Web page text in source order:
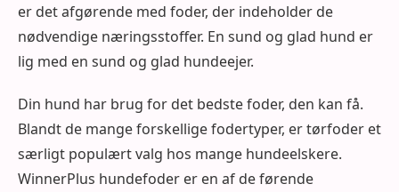
er det afgørende med foder, der indeholder de
nødvendige næringsstoffer. En sund og glad hund er
lig med en sund og glad hundeejer.
Din hund har brug for det bedste foder, den kan få.
Blandt de mange forskellige fodertyper, er tørfoder et
særligt populært valg hos mange hundeelskere.
WinnerPlus hundefoder er en af de førende